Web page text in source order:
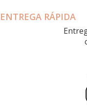
ENTREGA RÁPIDA